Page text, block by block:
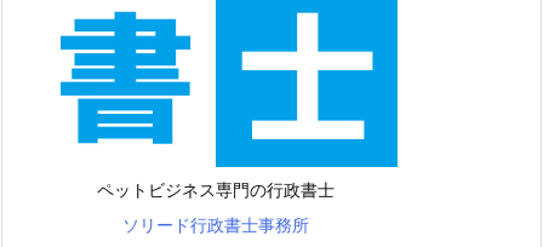
ペットビジネス専門の行政書士
ソリード行政書士事務所